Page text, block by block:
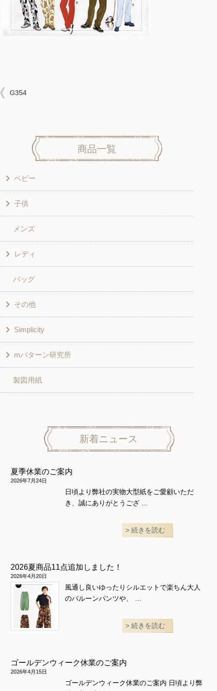
G354
商品一覧
ベビー
洋服
和風衣類
グッズ
子供
ワンピース
シャツ・ブラウス
スカート・パンツ
和風衣類
入園入学グッズ
その他
メンズ
レディ
シャツ・ブラウス
チュニック
ワンピース
ベスト・ジャケット・コート
スカート
ニット地専用
和風衣類
バッグ
その他
学校家庭科教材用
その他
Simplicity
こども＆ベビー
ボトムス
ワンピース＆スーツ
ウェディング・コスチューム
mパターン研究所
子供服
ワンピース
スカート・パンツ
製図用紙
新着ニュース
夏季休業のご案内
2026年7月24日
日頃より弊社の実物大型紙をご愛顧いただ
き、誠にありがとうござ …
続きを読む
2026夏商品11点追加しました！
2026年4月20日
風通し良いゆったりシルエットで楽ちん大人
のバルーンパンツや、 …
続きを読む
ゴールデンウィーク休業のご案内
2026年4月15日
ゴールデンウィーク休業のご案内 日頃より弊